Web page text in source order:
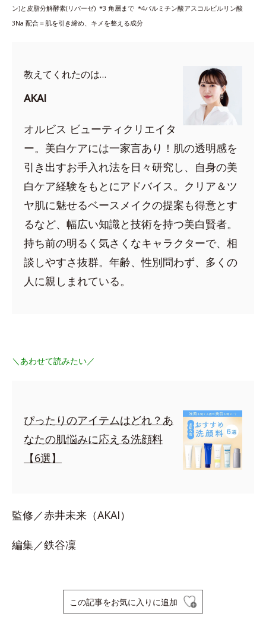
ン)と皮脂分解酵素(リパーゼ) *3 角層まで *4パルミチン酸アスコルビルリン酸
3Na 配合＝肌を引き締め、キメを整える成分
教えてくれたのは…
AKAI
オルビス ビューティクリエイタ
ー。美白ケアには一家言あり！肌の透明感を
引き出すお手入れ法を日々研究し、自身の美
白ケア経験をもとにアドバイス。クリア＆ツ
ヤ肌に魅せるベースメイクの提案も得意とす
るなど、幅広い知識と技術を持つ美白賢者。
持ち前の明るく気さくなキャラクターで、相
談しやすさ抜群。年齢、性別問わず、多くの
人に親しまれている。
＼あわせて読みたい／
ぴったりのアイテムはどれ？あ
なたの肌悩みに応える洗顔料
【6選】
監修／赤井未来（AKAI）
編集／鉄谷凜
この記事をお気に入りに追加